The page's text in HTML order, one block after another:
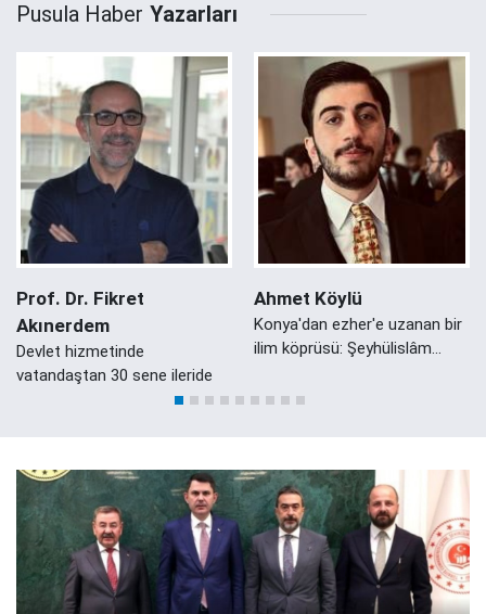
Pusula Haber Yazarları
Prof. Dr. Fikret
Akınerdem
Devlet hizmetinde
vatandaştan 30 sene ileride
Ahmet Köylü
Konya'dan ezher'e uzanan bir
ilim köprüsü: Şeyhülislâm
Konyalı Damadı Ali Zeki Efendi